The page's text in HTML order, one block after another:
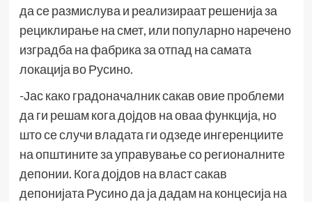
да се размислува и реализираат решенија за
рециклирање на смет, или популарно наречено
изградба на фабрика за отпад на самата
локација во Русино.
-Јас како градоначалник сакав овие проблеми
да ги решам кога дојдов на оваа функција, но
што се случи владата ги одзеде ингеренциите
на општините за управување со регионалните
депонии. Кога дојдов на власт сакав
депонијата Русино да ја дадам на концесија на